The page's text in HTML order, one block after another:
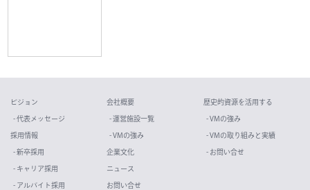
ビジョン
- 代表メッセージ
採用情報
- 新卒採用
- キャリア採用
- アルバイト採用
会社概要
- 運営施設一覧
- VMの強み
企業文化
ニュース
お問い合せ
歴史的資源を活用する
- VMの強み
- VMの取り組みと実績
- お問い合せ